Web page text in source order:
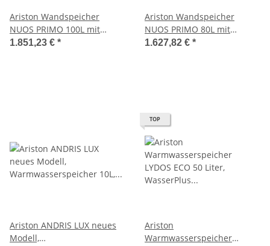
Ariston Wandspeicher
NUOS PRIMO 100L mit
Wärmepumpe, EE-Klasse A,
1.851,23 € *
Ariston Wandspeicher
NUOS PRIMO 80L mit
Wärmepumpe, EE-Klasse A,
1.627,82 € *
Ariston ANDRIS LUX neues
Modell,
TOP
Ariston
Warmwasserspeicher